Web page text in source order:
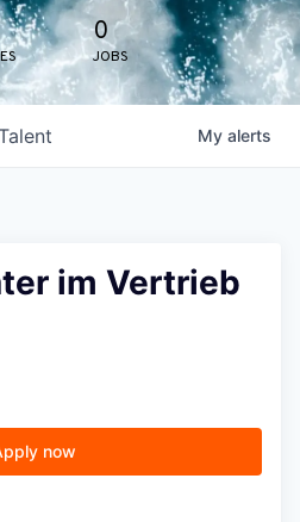
0
JOBS
My alerts
im Vertrieb
now